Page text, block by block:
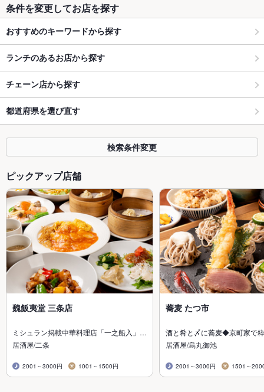
条件を変更してお店を探す
おすすめのキーワードから探す
ランチのあるお店から探す
チェーン店から探す
都道府県を選び直す
検索条件変更
ピックアップ店舗
魏飯夷堂 三条店
ミシュラン掲載中華料理店「一之船入」…
居酒屋/二条
2001～3000円 1001～1500円
蕎麦 たつ市
酒と肴と〆に蕎麦◆京町家で
居酒屋/烏丸御池
2001～3000円 1501～